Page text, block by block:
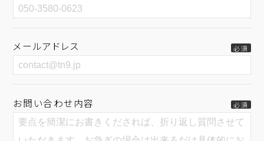
メールアドレス 必須
お問い合わせ内容 必須